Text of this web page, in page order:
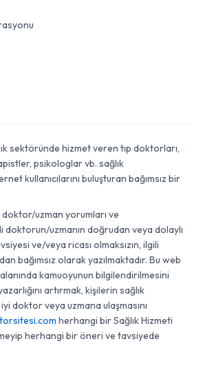
sektöründe hizmet veren tıp doktorları,
psikologlar vb. sağlık
kullanıcılarını buluşturan bağımsız bir
uzman yorumları ve
uzmanın doğrudan veya dolaylı
ve/veya ricası olmaksızın, ilgili
bağımsız olarak yazılmaktadır. Bu web
kamuoyunun bilgilendirilmesini
artırmak, kişilerin sağlık
doktor veya uzmana ulaşmasını
herhangi bir Sağlık Hizmeti
herhangi bir öneri ve tavsiyede